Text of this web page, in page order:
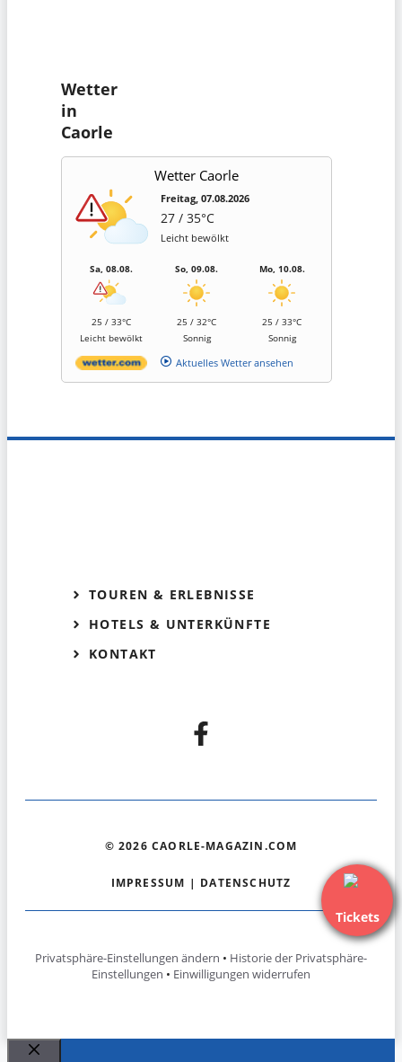
Wetter
in
Caorle
Wetter Caorle
Freitag, 07.08.2026
27 / 35°C
Leicht bewölkt
Sa, 08.08.
25 / 33°C
Leicht bewölkt
So, 09.08.
25 / 32°C
Sonnig
Mo, 10.08.
25 / 33°C
Sonnig
Aktuelles Wetter ansehen
Tickets
TOUREN & ERLEBNISSE
HOTELS & UNTERKÜNFTE
KONTAKT
© 2026 CAORLE-MAGAZIN.COM
IMPRESSUM | DATENSCHUTZ
Privatsphäre-Einstellungen ändern • Historie der Privatsphäre-
Einstellungen • Einwilligungen widerrufen